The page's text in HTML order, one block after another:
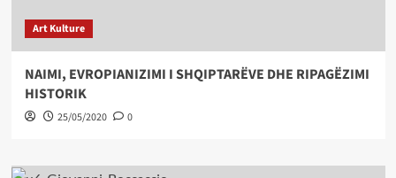
Art Kulture
NAIMI, EVROPIANIZIMI I SHQIPTARËVE DHE RIPAGËZIMI
HISTORIK
25/05/2020 0